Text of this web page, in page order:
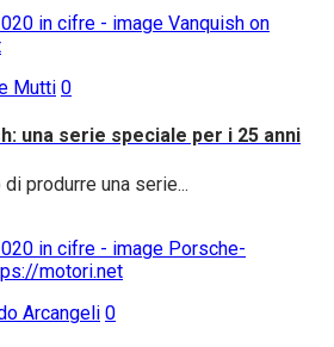
Mutti 0
una serie speciale per i 25 anni
produrre una serie...
Arcangeli 0